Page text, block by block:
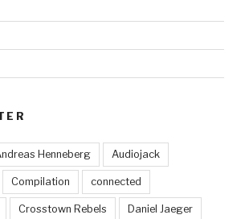
Henneberg Audiojack
Compilation connected
Crosstown Rebels Daniel Jaeger